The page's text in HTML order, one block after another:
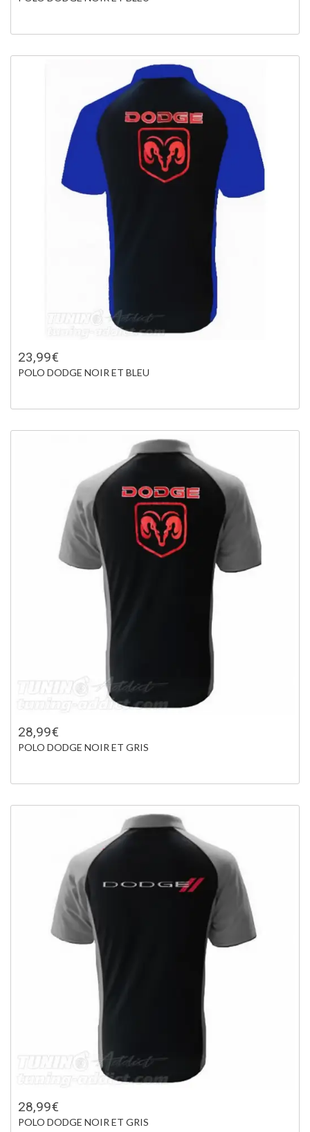
23,99€
POLO DODGE NOIR ET BLEU
28,99€
POLO DODGE NOIR ET GRIS
28,99€
POLO DODGE NOIR ET GRIS